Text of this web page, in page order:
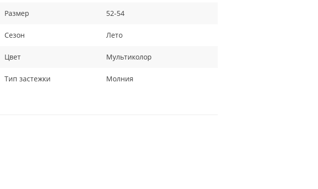
Размер 52-54
Сезон Лето
Цвет Мультиколор
Тип застежки Молния